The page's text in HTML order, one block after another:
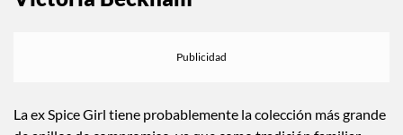
La ex Spice Girl tiene probablemente la colección más grande